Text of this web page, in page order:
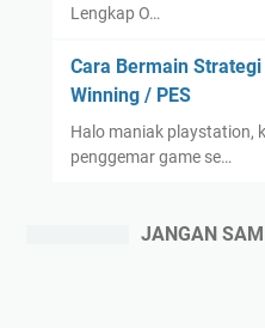
Lengkap O…
Cara Bermain
Winning / PES
Halo maniak playstation,
penggemar game se…
JANGAN